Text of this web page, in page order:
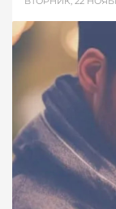
Когда же мы
отчаянный
влюбленная
только тешатся.
ОПУБЛИКОВАНО
МЕТКИ:
КАК НЕ